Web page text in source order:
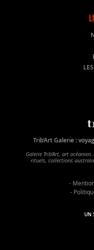
Trib’Art Galerie :
Galerie Trib’Art, art
rituels, collections
-
-
UN